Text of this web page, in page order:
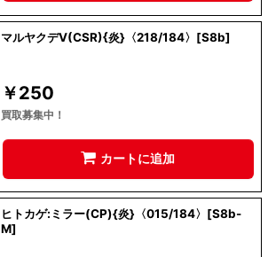
マルヤクデV(CSR){炎}〈218/184〉[S8b]
￥250
買取募集中！
カートに追加
ヒトカゲ:ミラー(CP){炎}〈015/184〉[S8b-
M]